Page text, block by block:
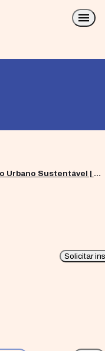
Rede para o Desenvolvimento Urbano Sustentável | ReDUS
Solicitar